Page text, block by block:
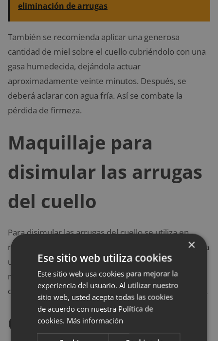
eliminación de arrugas
También se recomienda aplicar una generosa
cantidad de miel sobre el cuello cubriéndolo con una
gasa humedecida, dejándola actuar
aproximadamente veinte minutos. Después, se
deberá aclarar con agua fría. Así se combate la
pérdida de firmeza.
Maquillaje para
disimular las arrugas
del cuello
Para disimular las arrugas del cuello se utiliza en
muchas ocasiones el maquillaje. Para ello, se necesita
una base efecto «lifting». Para ocultar la papada, lo
más recomendable es utilizar un color más oscuro al
que usamos habitualmente en esta parte del cuerpo.
Cirugía para eliminar
×
Ese sitio web utiliza cookies
Este sitio web usa cookies para mejorar la
experiencia del usuario. Al utilizar nuestro
sitio web, usted acepta todas las cookies
de acuerdo con nuestra Política de
cookies. Más información